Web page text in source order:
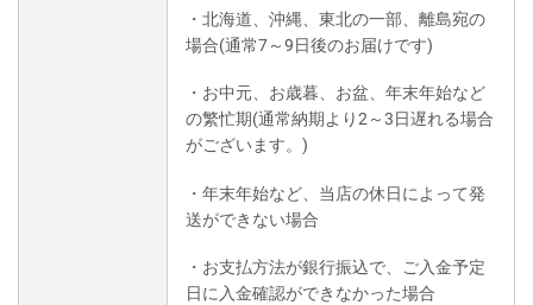
・北海道、沖縄、東北の一部、離島宛の
場合(通常7～9日後のお届けです)
・お中元、お歳暮、お盆、年末年始など
の繁忙期(通常納期より2～3日遅れる場合
がございます。)
・年末年始など、当店の休日によって発
送ができない場合
・お支払方法が銀行振込で、ご入金予定
日に入金確認ができなかった場合